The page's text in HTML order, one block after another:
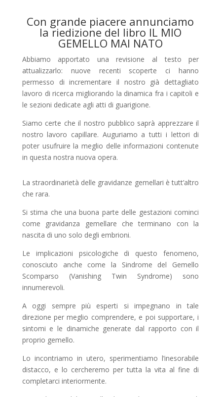
Con grande piacere annunciamo
la riedizione del libro IL MIO
GEMELLO MAI NATO
Abbiamo apportato una revisione al testo per
attualizzarlo: nuove recenti scoperte ci hanno
permesso di incrementare il nostro già dettagliato
lavoro di ricerca migliorando la dinamica fra i capitoli e
le sezioni dedicate agli atti di guarigione.
Siamo certe che il nostro pubblico saprà apprezzare il
nostro lavoro capillare. Auguriamo a tutti i lettori di
poter usufruire la meglio delle informazioni contenute
in questa nostra nuova opera.
La straordinarietà delle gravidanze gemellari è tutt’altro
che rara.
Si stima che una buona parte delle gestazioni cominci
come gravidanza gemellare che terminano con la
nascita di uno solo degli embrioni.
Le implicazioni psicologiche di questo fenomeno,
conosciuto anche come la Sindrome del Gemello
Scomparso (Vanishing Twin Syndrome) sono
innumerevoli.
A oggi sempre più esperti si impegnano in tale
direzione per meglio comprendere, e poi supportare, i
sintomi e le dinamiche generate dal rapporto con il
proprio gemello.
Lo incontriamo in utero, sperimentiamo l’inesorabile
distacco, e lo cercheremo per tutta la vita al fine di
completarci interiormente.